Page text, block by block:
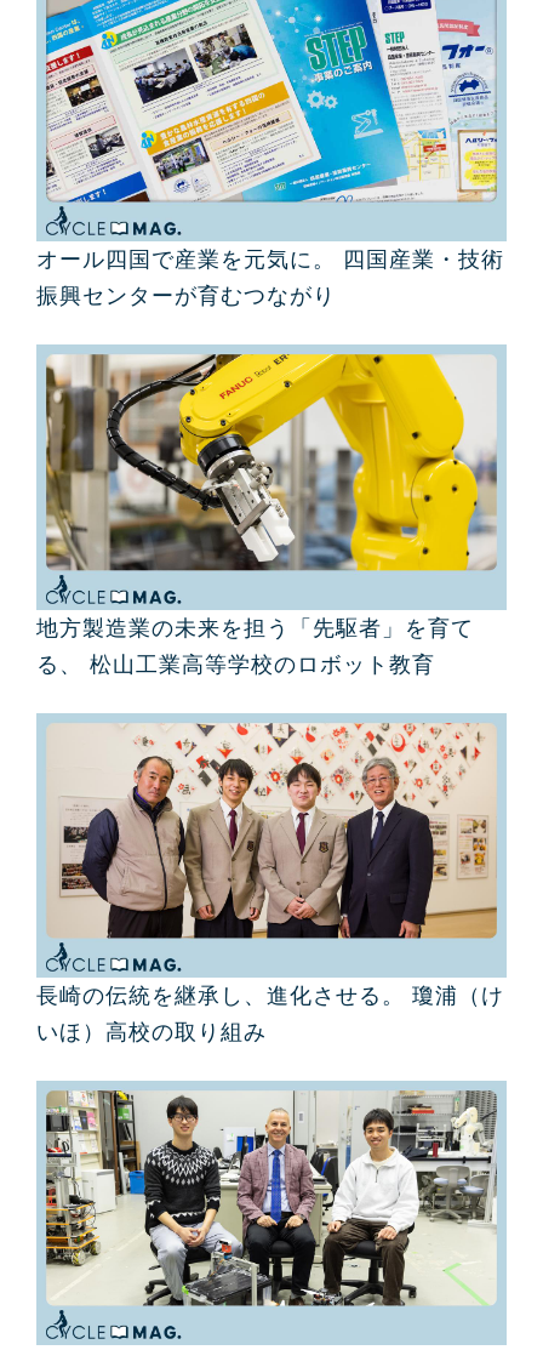
オール四国で産業を元気に。 四国産業・技術
振興センターが育むつながり
地方製造業の未来を担う「先駆者」を育て
る、 松山工業高等学校のロボット教育
長崎の伝統を継承し、進化させる。 瓊浦（け
いほ）高校の取り組み